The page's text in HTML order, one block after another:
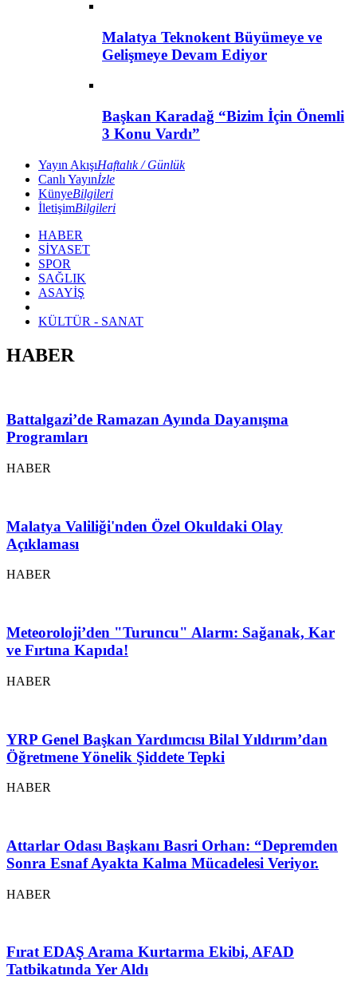
Malatya Teknokent Büyümeye ve
Gelişmeye Devam Ediyor
Başkan Karadağ “Bizim İçin Önemli
3 Konu Vardı”
Yayın AkışıHaftalık / Günlük
Canlı Yayınİzle
KünyeBilgileri
İletişimBilgileri
HABER
SİYASET
SPOR
SAĞLIK
ASAYİŞ
KÜLTÜR - SANAT
HABER
Battalgazi’de Ramazan Ayında Dayanışma
Programları
HABER
Malatya Valiliği'nden Özel Okuldaki Olay
Açıklaması
HABER
Meteoroloji’den "Turuncu" Alarm: Sağanak, Kar
ve Fırtına Kapıda!
HABER
YRP Genel Başkan Yardımcısı Bilal Yıldırım’dan
Öğretmene Yönelik Şiddete Tepki
HABER
Attarlar Odası Başkanı Basri Orhan: “Depremden
Sonra Esnaf Ayakta Kalma Mücadelesi Veriyor.
HABER
Fırat EDAŞ Arama Kurtarma Ekibi, AFAD
Tatbikatında Yer Aldı